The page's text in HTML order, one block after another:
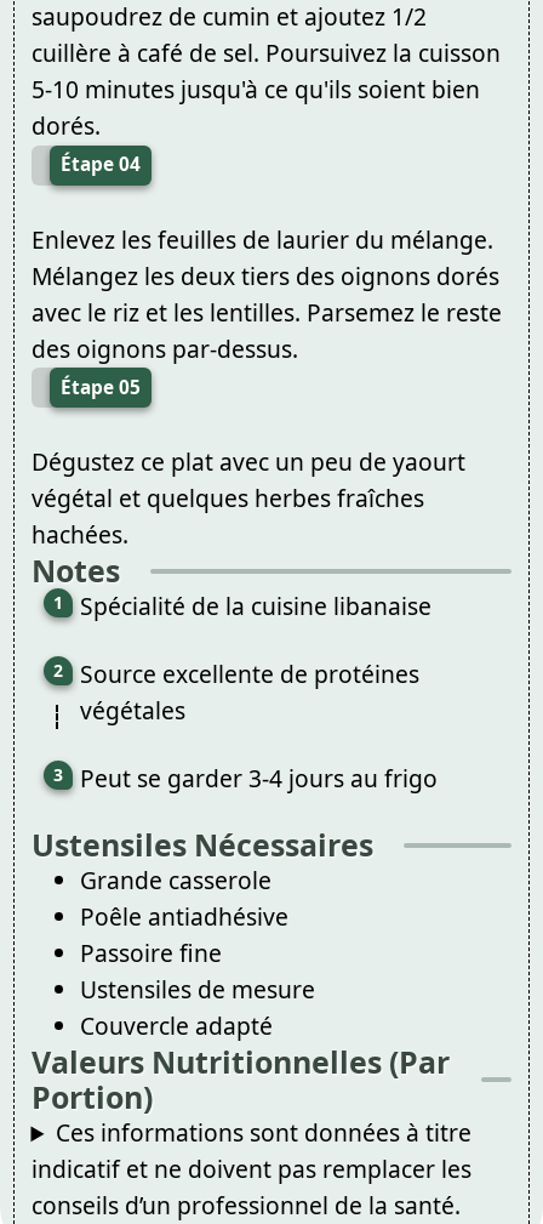
saupoudrez de cumin et ajoutez 1/2
cuillère à café de sel. Poursuivez la cuisson
5-10 minutes jusqu'à ce qu'ils soient bien
dorés.
Étape 04
Enlevez les feuilles de laurier du mélange.
Mélangez les deux tiers des oignons dorés
avec le riz et les lentilles. Parsemez le reste
des oignons par-dessus.
Étape 05
Dégustez ce plat avec un peu de yaourt
végétal et quelques herbes fraîches
hachées.
Notes
Spécialité de la cuisine libanaise
Source excellente de protéines
végétales
Peut se garder 3-4 jours au frigo
Ustensiles Nécessaires
Grande casserole
Poêle antiadhésive
Passoire fine
Ustensiles de mesure
Couvercle adapté
Valeurs Nutritionnelles (Par
Portion)
Ces informations sont données à titre
indicatif et ne doivent pas remplacer les
conseils d’un professionnel de la santé.